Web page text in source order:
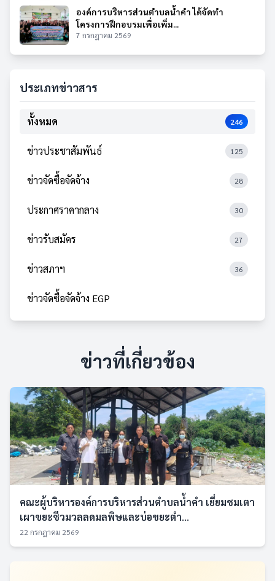
องค์การบริหารส่วนตำบลน้ำคำ ได้จัดทำ
โครงการฝึกอบรมเพื่อเพิ่ม...
7 กรกฎาคม 2569
ประเภทข่าวสาร
ทั้งหมด 246
ข่าวประชาสัมพันธ์ 125
ข่าวจัดซื้อจัดจ้าง 28
ประกาศราคากลาง 30
ข่าวรับสมัคร 27
ข่าวสภาฯ 36
ข่าวจัดซื้อจัดจ้าง EGP
ข่าวที่เกี่ยวข้อง
คณะผู้บริหารองค์การบริหารส่วนตำบลน้ำคำ เยี่ยมชมเตา
เผาขยะชีวมวลลดมลพิษและบ่อขยะตำ...
22 กรกฎาคม 2569